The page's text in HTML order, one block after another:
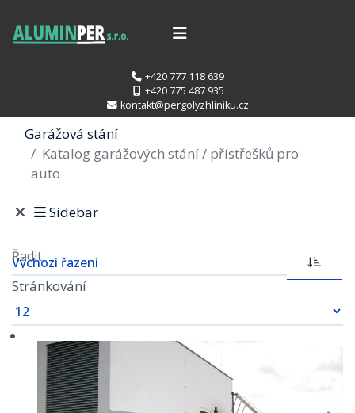
+420 777 118 639
+420 775 487 935
kontakt@pergolyzhliniku.cz
Garážová stání
Katalog garážových stání / přístřešků pro
auto
Sidebar
Řadit
Stránkování